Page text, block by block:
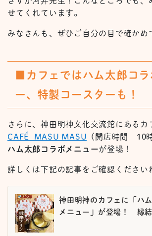
せてくれています。
みなさんも、ぜひご自分の目で確かめ
■カフェではハム太郎コラ
ー、特製コースターも！
さらに、神田明神文化交流館にあるカ
CAFÉ MASU MASU （開店時間 10
ハム太郎コラボメニューが登場！
詳しくは下記の記事をご確認ください
神田明神のカフェに「ハ
メニュー」が登場！ 縁